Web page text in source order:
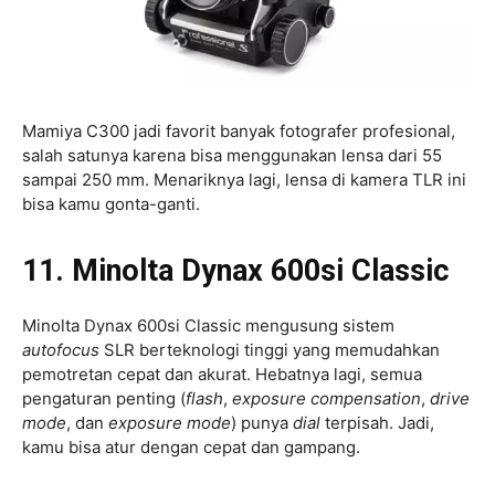
Mamiya C300 jadi favorit banyak fotografer profesional,
salah satunya karena bisa menggunakan lensa dari 55
sampai 250 mm. Menariknya lagi, lensa di kamera TLR ini
bisa kamu gonta-ganti.
11. Minolta Dynax 600si Classic
Minolta Dynax 600si Classic mengusung sistem
autofocus SLR berteknologi tinggi yang memudahkan
pemotretan cepat dan akurat. Hebatnya lagi, semua
pengaturan penting (flash, exposure compensation, drive
mode, dan exposure mode) punya dial terpisah. Jadi,
kamu bisa atur dengan cepat dan gampang.